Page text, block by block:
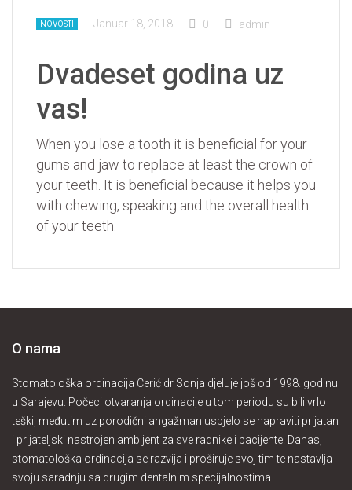
NOVOSTI Januar 18, 2018 0 admin
Dvadeset godina uz
vas!
When you lose a tooth it is beneficial for your
gums and jaw to replace at least the crown of
your teeth. It is beneficial because it helps you
with chewing, speaking and the overall health
of your teeth.
O nama
Stomatološka ordinacija Cerić dr Sonja djeluje još od 1998. godinu
u Sarajevu. Počeci otvaranja ordinacije u tom periodu su bili vrlo
teški, međutim uz porodični angažman uspjelo se napraviti prijatan
i prijateljski nastrojen ambijent za sve radnike i pacijente. Danas,
stomatološka ordinacija se razvija i proširuje svoj tim te nastavlja
svoju saradnju sa drugim dentalnim specijalnostima.